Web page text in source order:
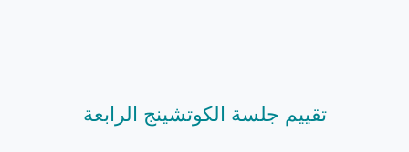
تقييم جلسة الكوتشينج الرابعة